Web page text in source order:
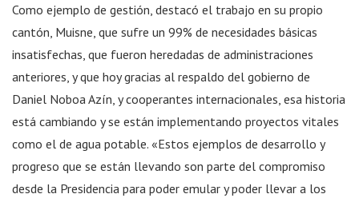
Como ejemplo de gestión, destacó el trabajo en su propio
cantón, Muisne, que sufre un 99% de necesidades básicas
insatisfechas, que fueron heredadas de administraciones
anteriores, y que hoy gracias al respaldo del gobierno de
Daniel Noboa Azín, y cooperantes internacionales, esa historia
está cambiando y se están implementando proyectos vitales
como el de agua potable. «Estos ejemplos de desarrollo y
progreso que se están llevando son parte del compromiso
desde la Presidencia para poder emular y poder llevar a los